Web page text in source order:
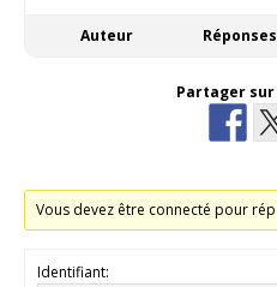
Auteur Réponses
Partager
Vous devez être connecté pour
Identifiant: